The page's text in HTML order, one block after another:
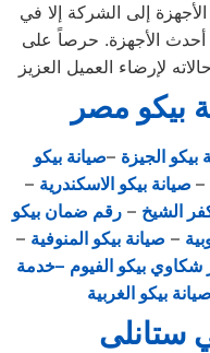
الأجهزة إلى الشركة إلا في
أحدث الأجهزة. حرصاً على
بيكو مصر
بيكو الجيزة –صيانة بيكو
– صيانة بيكو الاسكندرية –
الشيخ –رقم ضمان بيكو
– صيانة بيكو المنوفية –
شكاوي بيكو الفيوم –خدمة
صيانة بيكو الغربية
ستانلى